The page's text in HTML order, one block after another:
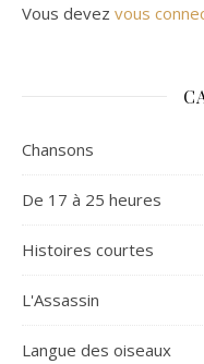
Vous devez vous
Chansons
De 17 à 25 heures
Histoires courtes
L'Assassin
Langue des oiseaux